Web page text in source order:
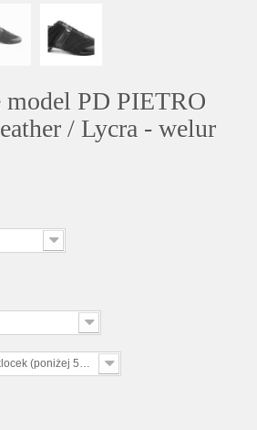
model PD PIETRO
/ Lycra - welur
(poniżej 5cm)